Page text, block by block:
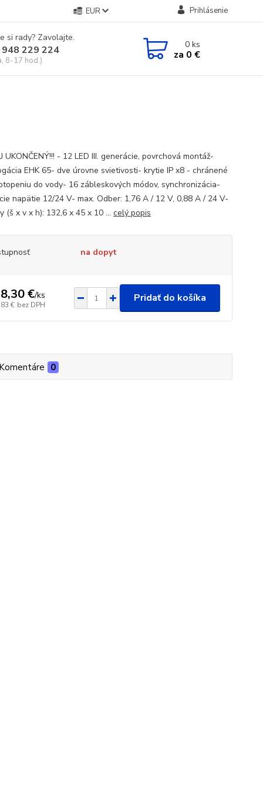
EUR Prihlásenie
si rady? Zavolajte.
229 224
8-17 hod.)
0ks
za 0 €
UKONČENÝ!!! - 12 LED III. generácie, povrchová montáž-
EHK 65- dve úrovne svietivosti- krytie IP x8 - chránené
do vody- 16 zábleskových módov, synchronizácia-
napätie 12/24 V- max. Odber: 1,76 A / 12 V, 0,88 A / 24 V-
(š x v x h): 132,6 x 45 x 10 ... celý popis
na dopyt
€/ks
€ bez DPH
Pridať do košíka
0